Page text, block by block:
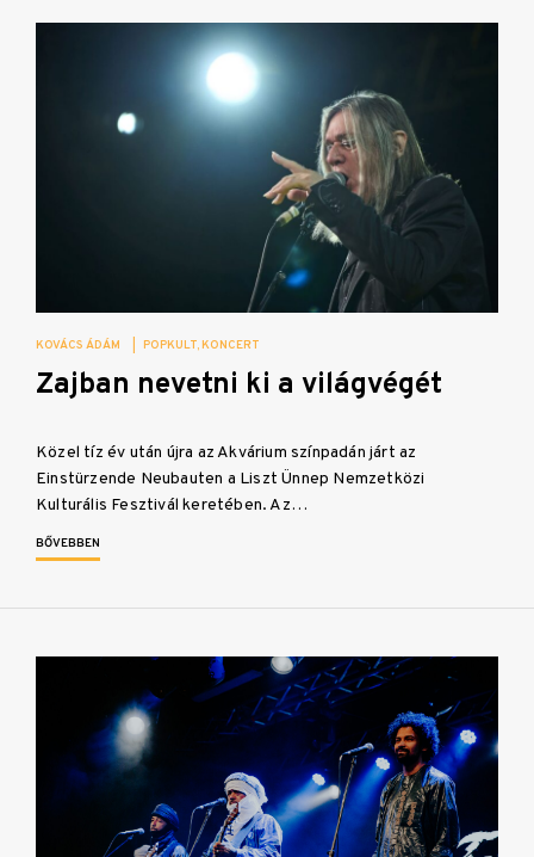
KOVÁCS ÁDÁM POPKULT KONCERT
Zajban nevetni ki a világvégét
Közel tíz év után újra az Akvárium színpadán járt az
Einstürzende Neubauten a Liszt Ünnep Nemzetközi
Kulturális Fesztivál keretében. Az…
BŐVEBBEN